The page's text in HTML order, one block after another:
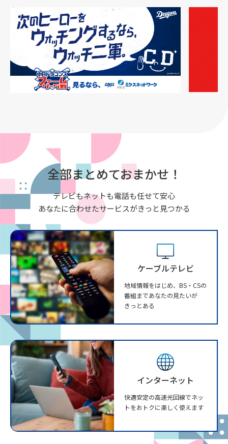
全部まとめておまかせ！
テレビもネットも電話も任せて安心
あなたに合わせたサービスがきっと見つかる
ケーブルテレビ
地域情報をはじめ、BS・CSの
番組まであなたの見たいが
きっとある
インターネット
快適安定の高速光回線でネッ
トをおトクに楽しく使えます